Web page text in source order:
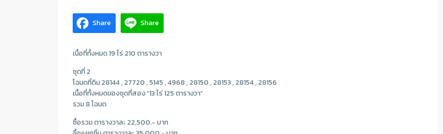
Share Share
เนื้อที่ทั้งหมด 19 ไร่ 210 ตารางวา
ชุดที่ 2
โฉนดที่ดิน 28144 , 27720 , 5145 , 4968 , 28150 , 28153 , 28154 , 28156
เนื้อที่ทั้งหมดของชุดที่สอง “13 ไร่ 125 ตารางวา”
รวม 8 โฉนด
ซื้อรวม ตารางวาละ 22,500.- บาท